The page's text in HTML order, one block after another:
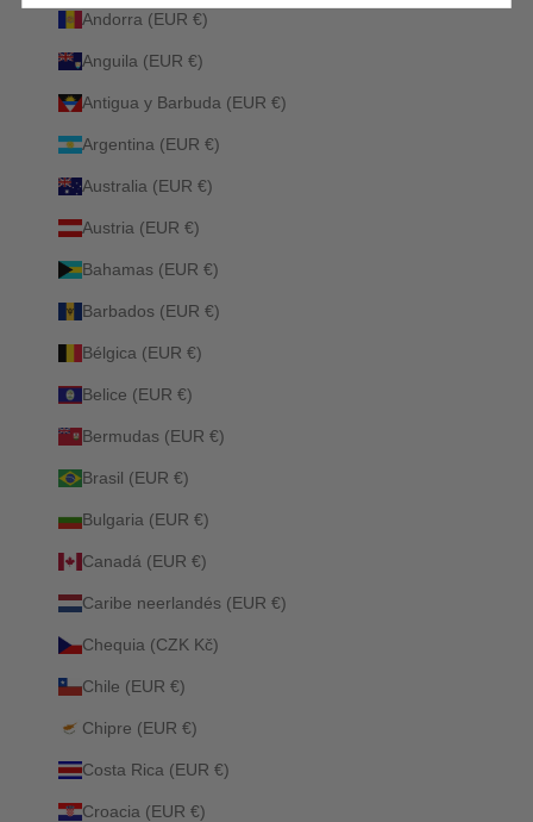
Andorra (EUR €)
Anguila (EUR €)
Antigua y Barbuda (EUR €)
Argentina (EUR €)
Australia (EUR €)
Austria (EUR €)
Bahamas (EUR €)
Barbados (EUR €)
Bélgica (EUR €)
Belice (EUR €)
Bermudas (EUR €)
Brasil (EUR €)
Bulgaria (EUR €)
Canadá (EUR €)
Caribe neerlandés (EUR €)
Chequia (CZK Kč)
Chile (EUR €)
Chipre (EUR €)
Costa Rica (EUR €)
Croacia (EUR €)